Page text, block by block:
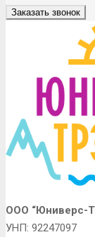
Заказать звонок
ООО “Юниверс-
УНП: 92247097